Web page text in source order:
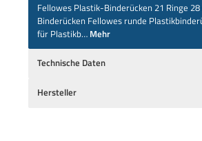
Fellowes Plastik-Binderücken 21 Ringe 28
Binderücken Fellowes runde
für Plastikb… Mehr
Technische Daten
Hersteller